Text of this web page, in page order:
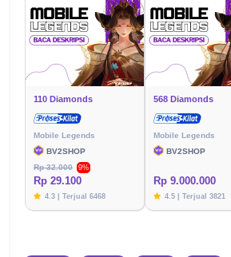
110 Diamonds
Mobile Legends
BV2SHOP
Rp 32.000
9%
Rp 29.100
4.3 | Terjual 6468
568 Diamonds
Mobile Legends
BV2SHOP
Rp 9.000.000
4.5 | Terjual 3821